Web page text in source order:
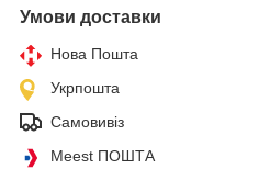
Умови доставки
Нова Пошта
Укрпошта
Самовивіз
Meest ПОШТА